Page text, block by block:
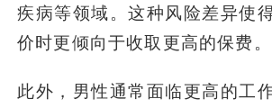
疾病等领域。这种风险差异使
价时更倾向于收取更高的保费。
此外，男性通常面临更高的工